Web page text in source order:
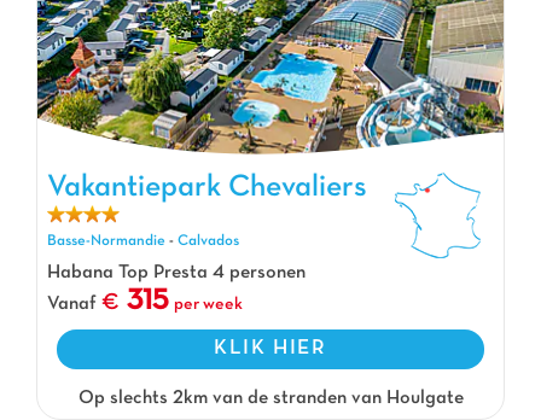
Vakantiepark Chevaliers, Vakantiepark Basse-Normandie
Vakantiepark Chevaliers
Basse-Normandie - Calvados
Habana Top Presta 4 personen
Vanaf
315 per week
KLIK HIER
Op slechts 2km van de stranden van Houlgate